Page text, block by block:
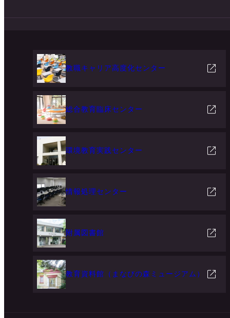
教職キャリア高度化センター
総合教育臨床センター
環境教育実践センター
情報処理センター
附属図書館
教育資料館（まなびの森ミュージアム）